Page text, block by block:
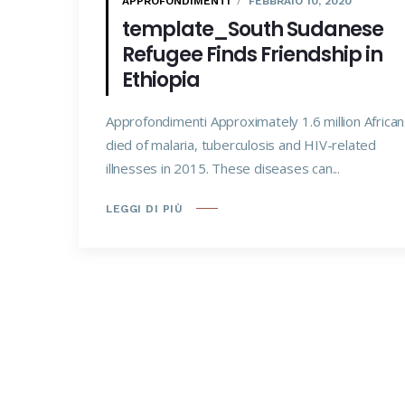
template_South Sudanese
Refugee Finds Friendship in
Ethiopia
Approfondimenti Approximately 1.6 million
died of malaria, tuberculosis and HIV-related
illnesses in 2015. These diseases can...
LEGGI DI PIÙ